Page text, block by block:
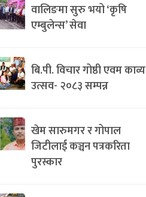
वालिङमा सुरु भयो ‘कृषि
एम्बुलेन्स’ सेवा
बि.पी. विचार गोष्ठी एवम काव्य
उत्सव- २०८३ सम्पन्न
खेम सारुमगर र गोपाल
जिटीलाई कञ्चन पत्रकरिता
पुरस्कार